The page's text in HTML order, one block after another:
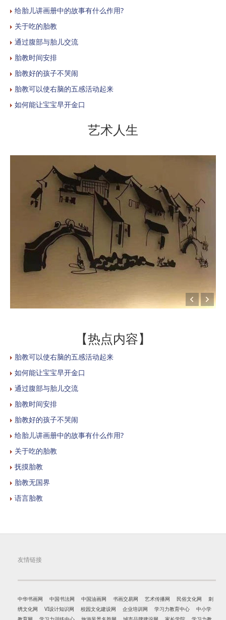
给胎儿讲画册中的故事有什么作用?
关于吃的胎教
通过腹部与胎儿交流
胎教时间安排
胎教好的孩子不哭闹
胎教可以使右脑的五感活动起来
如何能让宝宝早开金口
艺术人生
【热点内容】
胎教可以使右脑的五感活动起来
如何能让宝宝早开金口
通过腹部与胎儿交流
胎教时间安排
胎教好的孩子不哭闹
给胎儿讲画册中的故事有什么作用?
关于吃的胎教
抚摸胎教
胎教无国界
语言胎教
友情链接
中华书画网 中国书法网 中国油画网 书画交易网 艺术传播网 民俗文化网
刺
绣文化网
VI设计知识网 校园文化建设网 企业培训网 学习力教育中心
中小学